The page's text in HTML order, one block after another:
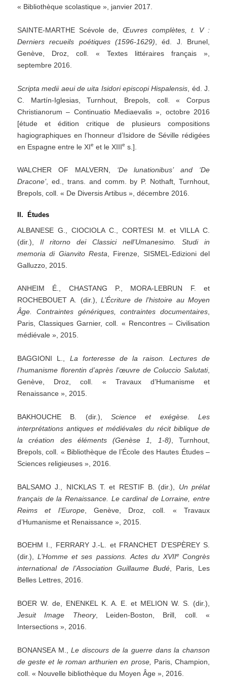
« Bibliothèque scolastique », janvier 2017.
SAINTE-MARTHE Scévole de,Œuvres complètes, t. V :
Derniers recueils poétiques (1596-1629) , éd. J. Brunel,
Genève, Droz, coll. « Textes littéraires français »,
septembre 2016.
Scripta medii aeui de uita Isidori episcopi Hispalensis , éd. J.
C. Martín-Iglesias, Turnhout, Brepols, coll. « Corpus
Christianorum – Continuatio Mediaevalis », octobre 2016
[étude et édition critique de plusieurs compositions
hagiographiques en l’honneur d’Isidore de Séville rédigées
en Espagne entre le XIe et le XIIIe s.].
WALCHER OF MALVERN, ‘De lunationibus’ and
‘De
Dracone’, ed., trans. and comm. by P. Nothaft, Turnhout,
Brepols, coll. « De Diversis Artibus », décembre 2016.
II. Études
ALBANESE G., CIOCIOLA C., CORTESI M. et VILLA C.
(dir.),Il ritorno dei Classici nell’Umanesimo. Studi
in
memoria di Gianvito Resta , Firenze, SISMEL-Edizioni del
Galluzzo, 2015.
ANHEIM É., CHASTANG P., MORA-LEBRUN F. et
ROCHEBOUET A. (dir.), L’Écriture de l’histoire au Moyen
Âge.
Contraintes génériques, contraintes documentaires,
Paris, Classiques Garnier, coll. « Rencontres – Civilisation
médiévale », 2015.
BAGGIONI L., La forteresse de la raison. Lectures de
l’humanisme florentin d’après l’œuvre de Coluccio Salutati,
Genève, Droz, coll. « Travaux d’Humanisme et
Renaissance », 2015.
BAKHOUCHE B. (dir.), Science et exégèse.
Les
interprétations antiques et médiévales du récit biblique de
la
création des éléments (Genèse 1, 1-8) , Turnhout,
Brepols, coll. « Bibliothèque de l’École des Hautes Études –
Sciences religieuses », 2016.
BALSAMO J., NICKLAS T. et RESTIF B. (dir.), Un prélat
français de la Renaissance. Le cardinal de Lorraine,
entre
Reims
et l’Europe, Genève, Droz, coll. « Travaux
d’Humanisme et Renaissance », 2015.
BOEHM I., FERRARY J.-L. et FRANCHET D’ESPÈREY S.
(dir.),L’Homme et ses passions. Actes du XVIIe Congrès
international de l’Association Guillaume Budé, Paris, Les
Belles Lettres, 2016.
BOER W. de, ENENKEL K. A. E. et MELION W. S. (dir.),
Jesuit
Image Theory, Leiden-Boston, Brill, coll. «
Intersections », 2016.
BONANSEA M.,Le discours de la guerre dans la chanson
de geste et le roman arthurien en prose,
Paris, Champion,
coll. « Nouvelle bibliothèque du Moyen Âge », 2016.